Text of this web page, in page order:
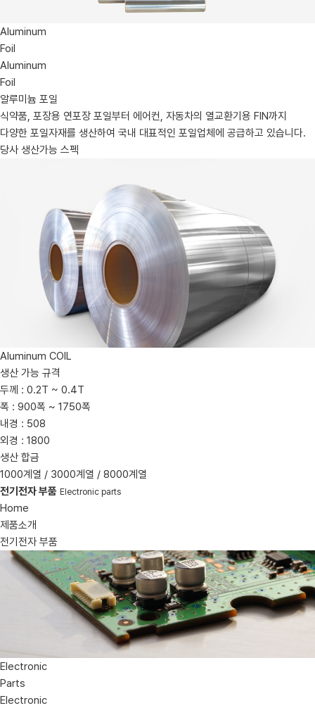
Aluminum
Foil
Aluminum
Foil
알루미늄 포일
식약품, 포장용 연포장 포일부터 에어컨, 자동차의 열교환기용 FIN까지
다양한 포일자재를 생산하여 국내 대표적인 포일업체에 공급하고 있습니다.
당사 생산가능 스펙
Aluminum COIL
생산 가능 규격
두께 : 0.2T ~ 0.4T
폭 : 900폭 ~ 1750폭
내경 : 508
외경 : 1800
생산 합금
1000계열 / 3000계열 / 8000계열
전기전자 부품 Electronic parts
Home
제품소개
전기전자 부품
Electronic
Parts
Electronic